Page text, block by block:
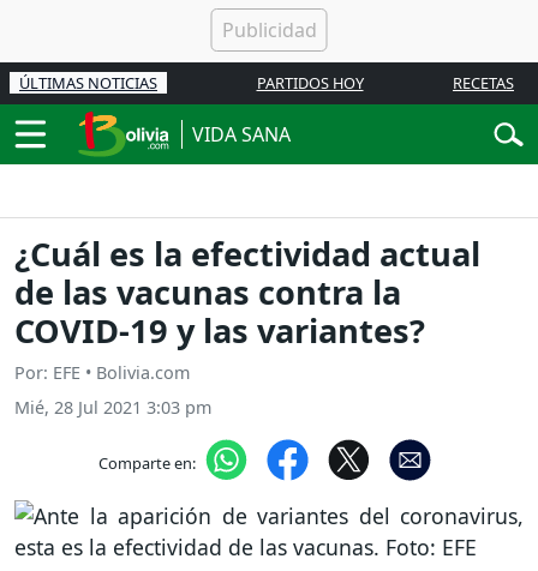
ÚLTIMAS NOTICIAS PARTIDOS HOY RECETAS
VIDA SANA
¿Cuál es la efectividad actual
de las vacunas contra la
COVID-19 y las variantes?
Por: EFE • Bolivia.com
Mié, 28 Jul 2021 3:03 pm
Comparte en: